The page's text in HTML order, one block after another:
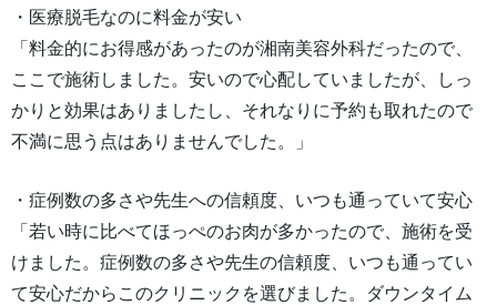
・医療脱毛なのに料金が安い
「料金的にお得感があったのが湘南美容外科だったので、
ここで施術しました。安いので心配していましたが、しっ
かりと効果はありましたし、それなりに予約も取れたので
不満に思う点はありませんでした。」
・症例数の多さや先生への信頼度、いつも通っていて安心
「若い時に比べてほっぺのお肉が多かったので、施術を受
けました。症例数の多さや先生の信頼度、いつも通ってい
て安心だからこのクリニックを選びました。ダウンタイム